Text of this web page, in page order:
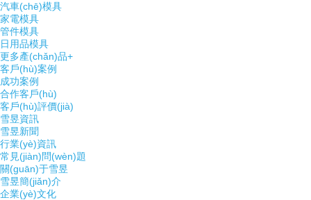
汽車(chē)模具
家電模具
管件模具
日用品模具
更多產(chǎn)品+
客戶(hù)案例
成功案例
合作客戶(hù)
客戶(hù)評價(jià)
雪昱資訊
雪昱新聞
行業(yè)資訊
常見(jiàn)問(wèn)題
關(guān)于雪昱
雪昱簡(jiǎn)介
企業(yè)文化